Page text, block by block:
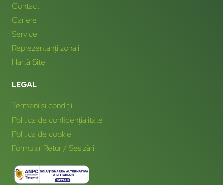
Contact
Cariere
Service
Reprezentanți zonali
Hartă Site
LEGAL
Termeni și condiții
Politica de confidențialitate
Politica de cookie
Formular Retur / Sesizări